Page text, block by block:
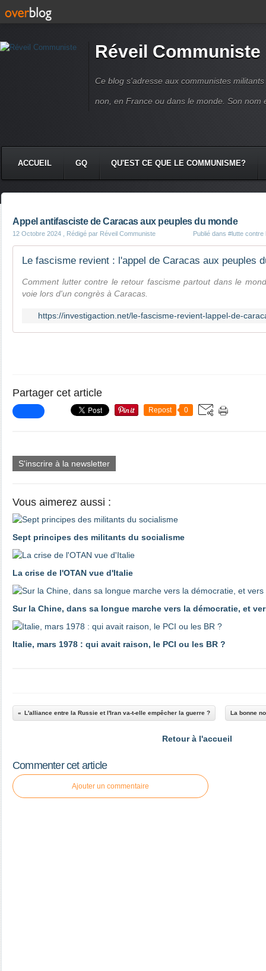
Réveil Communiste
Ce blog s'adresse aux communistes
non, en France ou dans le monde. Son nom
ACCUEIL GQ QU'EST CE QUE LE COMMUNISME?
Appel antifasciste de Caracas aux peuples du monde
12 Octobre 2024 , Rédigé par Réveil Communiste Publié dans #lutte contre
Le fascisme revient : l'appel de Caracas aux peuples
Comment lutter contre le retour fascisme partout dans le
voie lors d'un congrès à Caracas.
https://investigaction.net/le-fascisme-revient-lappel-de-
Partager cet article
Repost 0
S'inscrire à la newsletter
Vous aimerez aussi :
Sept principes des militants du socialisme
La crise de l'OTAN vue d'Italie
Sur la Chine, dans sa longue marche vers la démocratie, et
Italie, mars 1978 : qui avait raison, le PCI ou les BR ?
L'alliance entre la Russie et l'Iran va-t-elle empêcher la guerre ? La bonne
Retour à l'accueil
Commenter cet article
Ajouter un commentaire